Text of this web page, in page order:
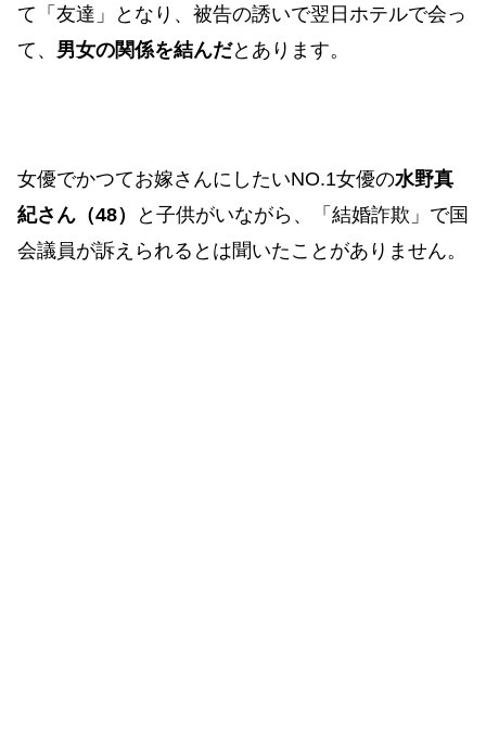
て「友達」となり、被告の誘いで翌日ホテルで会っ
て、 男女の関係を結んだとあります。
女優でかつてお嫁さんにしたいNO.1女優の水野真
紀さん（48）
と子供がいながら、「結婚詐欺」で国
会議員が訴えられるとは聞いたことがありません。